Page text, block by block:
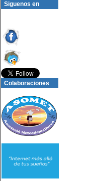
Siguenos en
Colaboraciones